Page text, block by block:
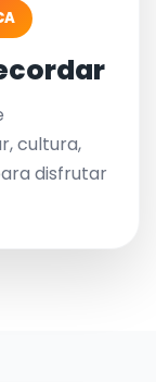
cultura,
disfrutar